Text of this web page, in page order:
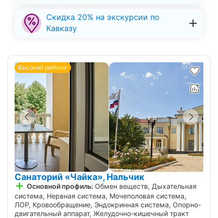
Скидка 20% на экскурсии по
Кавказу
Высокий рейтинг
Санаторий «Чайка», Нальчик
Основной профиль: Обмен веществ, Дыхательная
система, Нервная система, Мочеполовая система,
ЛОР, Кровообращение, Эндокринная система, Опорно-
двигательный аппарат, Желудочно-кишечный тракт